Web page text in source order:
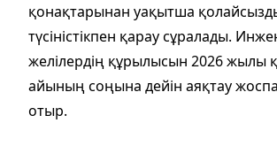
қонақтарынан уақытша
түсіністікпен қарау сұралады.
желілердің құрылысын 2026 жылы
айының соңына дейін аяқтау
отыр.